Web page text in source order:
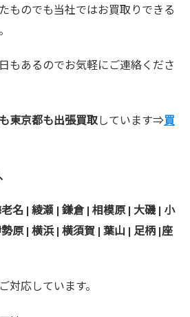
ものでも当社ではお買取りできる
もあるのでお気軽にご連絡くださ
東京都も出張買取しています⇒買
名 | 綾瀬 | 鎌倉 | 相模原 | 大磯 | 小
原 | 横浜 | 横須賀 | 葉山 | 足柄 |座
対応しています。